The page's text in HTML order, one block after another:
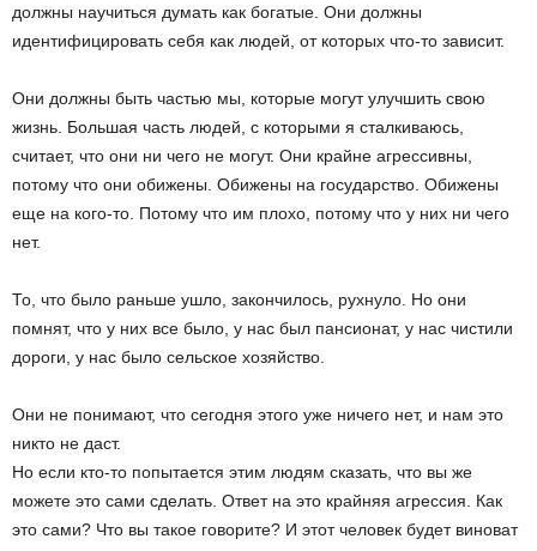
должны научиться думать как богатые. Они должны
идентифицировать себя как людей, от которых что-то зависит.
Они должны быть частью мы, которые могут улучшить свою
жизнь. Большая часть людей, с которыми я сталкиваюсь,
считает, что они ни чего не могут. Они крайне агрессивны,
потому что они обижены. Обижены на государство. Обижены
еще на кого-то. Потому что им плохо, потому что у них ни чего
нет.
То, что было раньше ушло, закончилось, рухнуло. Но они
помнят, что у них все было, у нас был пансионат, у нас чистили
дороги, у нас было сельское хозяйство.
Они не понимают, что сегодня этого уже ничего нет, и нам это
никто не даст.
Но если кто-то попытается этим людям сказать, что вы же
можете это сами сделать. Ответ на это крайняя агрессия. Как
это сами? Что вы такое говорите? И этот человек будет виноват